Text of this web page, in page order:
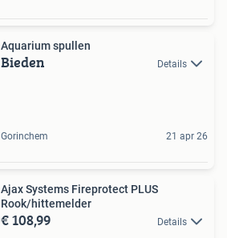
Aquarium spullen
Bieden Details
Gorinchem 21 apr 26
Ajax Systems Fireprotect PLUS
Rook/hittemelder
€ 108,99 Details